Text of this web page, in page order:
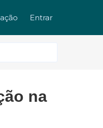
Entrar
na